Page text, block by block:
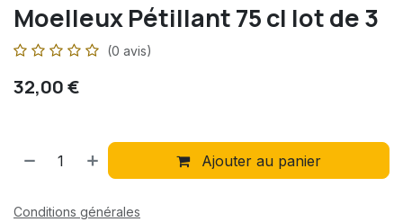
Moelleux Pétillant 75 cl lot de 3
(0 avis)
32,00€
Ajouter au panier
Conditions générales